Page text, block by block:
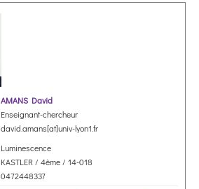
AMANS David
Enseignant-chercheur
david.amans[at]univ-lyon1.fr
Luminescence
KASTLER / 4ème / 14-018
0472448337